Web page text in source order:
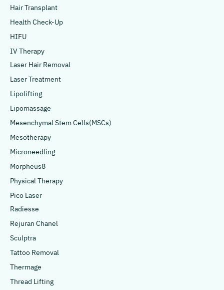
Hair Transplant
Health Check-Up
HIFU
IV Therapy
Laser Hair Removal
Laser Treatment
Lipolifting
Lipomassage
Mesenchymal Stem Cells(MSCs)
Mesotherapy
Microneedling
Morpheus8
Physical Therapy
Pico Laser
Radiesse
Rejuran Chanel
Sculptra
Tattoo Removal
Thermage
Thread Lifting